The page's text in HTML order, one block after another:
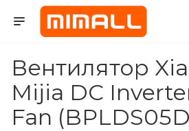
Вентилятор
Mijia DC
Fan